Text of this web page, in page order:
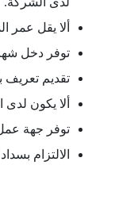
ألا يقل عمر المتقدم عن 18
توفر دخل
تقديم
ألا يكون لدى
توفر جهة
الالتزام